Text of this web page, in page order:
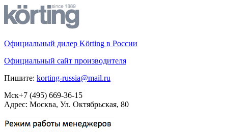
Официальный дилер Körting в России
Официальный сайт производителя
Пишите: korting-russia@mail.ru
Мск+7 (495) 669-36-15
Адрес: Москва, Ул. Октябрьская, 80